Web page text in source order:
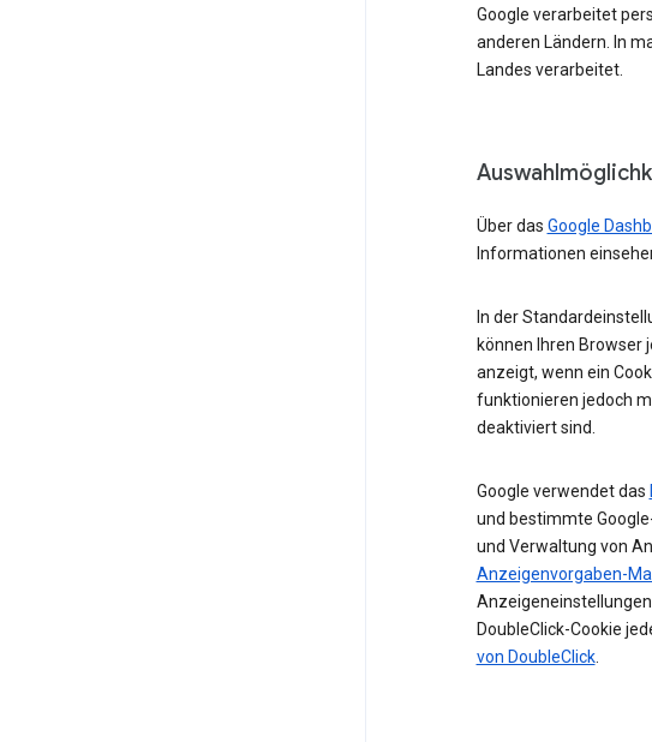
Google verarbeitet
anderen Ländern. In
Landes verarbeitet.
Über das Google
Informationen
In der
können Ihren Browser
anzeigt, wenn ein
funktionieren jedoch
deaktiviert sind.
Google verwendet das
und bestimmte
und Verwaltung von
Anzeigenvorgaben-
DoubleClick-Cookie
von DoubleClick.